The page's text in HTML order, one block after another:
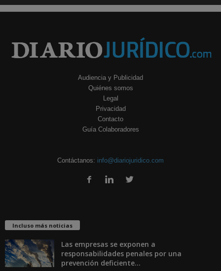
Audiencia y Publicidad
Quiénes somos
Legal
Privacidad
Contacto
Guía Colaboradores
Contáctanos: info@diariojuridico.com
Incluso más noticias
Las empresas se exponen a
responsabilidades penales por una
prevención deficiente...